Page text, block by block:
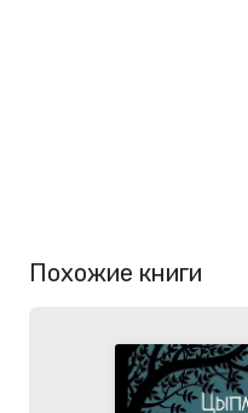
Похожие книги